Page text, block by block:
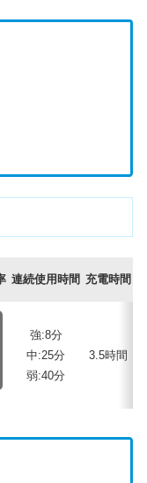
連続使用時間 充電時間
強:8分
中:25分
弱:40分
3.5時間